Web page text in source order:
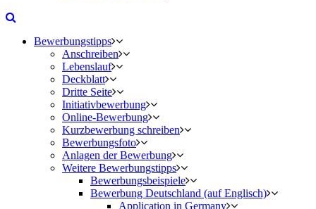
Bewerbungstipps
Anschreiben
Lebenslauf
Deckblatt
Dritte Seite
Initiativbewerbung
Online-Bewerbung
Kurzbewerbung schreiben
Bewerbungsfoto
Anlagen der Bewerbung
Weitere Bewerbungstipps
Bewerbungsbeispiele
Bewerbung Deutschland (auf Englisch)
Application in Germany